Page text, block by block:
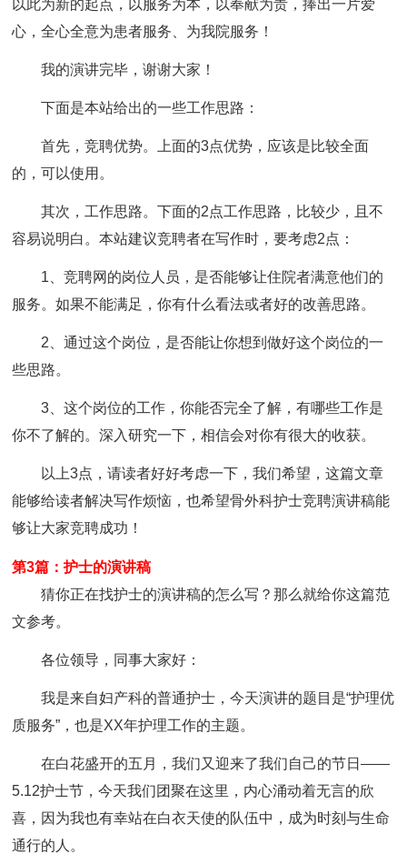
以此为新的起点，以服务为本，以奉献为责，捧出一片爱
心，全心全意为患者服务、为我院服务！
我的演讲完毕，谢谢大家！
下面是本站给出的一些工作思路：
首先，竞聘优势。上面的3点优势，应该是比较全面
的，可以使用。
其次，工作思路。下面的2点工作思路，比较少，且不
容易说明白。本站建议竞聘者在写作时，要考虑2点：
1、竞聘网的岗位人员，是否能够让住院者满意他们的
服务。如果不能满足，你有什么看法或者好的改善思路。
2、通过这个岗位，是否能让你想到做好这个岗位的一
些思路。
3、这个岗位的工作，你能否完全了解，有哪些工作是
你不了解的。深入研究一下，相信会对你有很大的收获。
以上3点，请读者好好考虑一下，我们希望，这篇文章
能够给读者解决写作烦恼，也希望骨外科护士竞聘演讲稿能
够让大家竞聘成功！
第3篇：护士的演讲稿
猜你正在找护士的演讲稿的怎么写？那么就给你这篇范
文参考。
各位领导，同事大家好：
我是来自妇产科的普通护士，今天演讲的题目是“护理优
质服务”，也是XX年护理工作的主题。
在白花盛开的五月，我们又迎来了我们自己的节日——
5.12护士节，今天我们团聚在这里，内心涌动着无言的欣
喜，因为我也有幸站在白衣天使的队伍中，成为时刻与生命
通行的人。